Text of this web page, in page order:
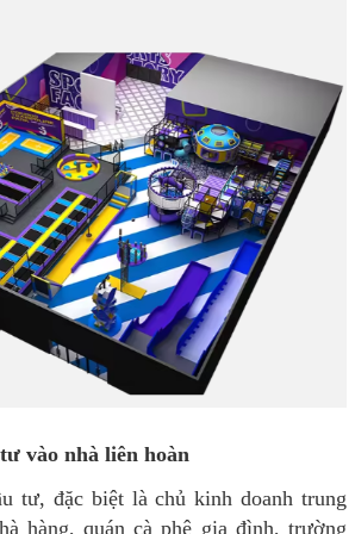
vào nhà liên hoàn
tư, đặc biệt là chủ kinh doanh trung
hàng, quán cà phê gia đình, trường